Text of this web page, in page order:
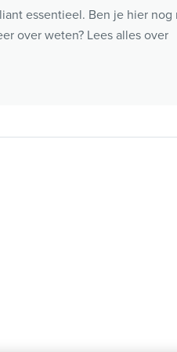
essentieel. Ben je hier nog
over weten? Lees alles over